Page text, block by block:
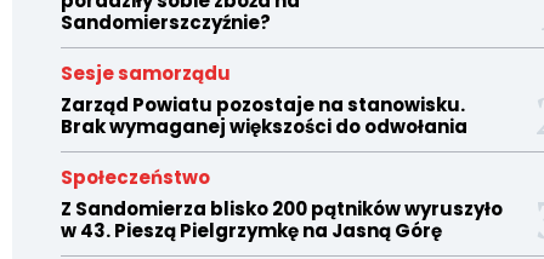
Sandomierszczyźnie?
Sesje samorządu
Zarząd Powiatu pozostaje na stanowisku.
Brak wymaganej większości do odwołania
Społeczeństwo
Z Sandomierza blisko 200 pątników wyruszyło
w 43. Pieszą Pielgrzymkę na Jasną Górę